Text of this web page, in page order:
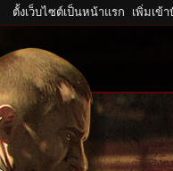
ตั้งเว็บไซต์เป็นหน้าแรก เพิ่มเข้